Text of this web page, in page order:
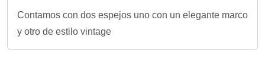
Contamos con dos espejos uno con un elegante marco
y otro de estilo vintage